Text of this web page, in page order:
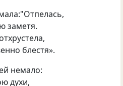
заметя.
блестя».
немало:
духи,